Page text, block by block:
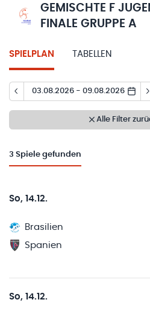
GEMISCHTE F
FINALE GRUPPE A
SPIELPLAN TABELLEN
03.08.2026 - 09.08.2026
Alle Filter
3 Spiele gefunden
So, 14.12.
Brasilien
Spanien
So, 14.12.